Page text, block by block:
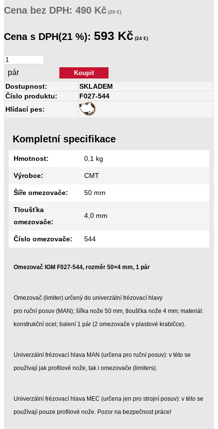
Cena bez DPH: 490 Kč (20 €)
Cena s DPH(21 %): 593 Kč (24 €)
pár
Dostupnost:
SKLADEM
Číslo produktu:
F027-544
Hlídací pes:
Kompletní specifikace
Hmotnost: 0,1 kg
Výrobce: CMT
Šíře omezovače: 50 mm
Tloušťka
omezovače:
4,0 mm
Číslo omezovače: 544
Omezovač IGM F027-544, rozměr 50×4 mm, 1 pár
Omezovač (limiter) určený do univerzální frézovací hlavy
pro ruční posuv (MAN); šířka nože 50 mm, tloušťka nože 4 mm; materiál:
konstrukční ocel; balení 1 pár (2 omezovače v plastové krabičce).
Univerzální frézovací hlava MAN (určena pro ruční posuv): v této se
používají jak profilové nože, tak i omezovače (limiters).
Univerzální frézovací hlava MEC (určena jen pro strojní posuv): v této se
používají pouze profilové nože. Pozor na bezpečnost práce!